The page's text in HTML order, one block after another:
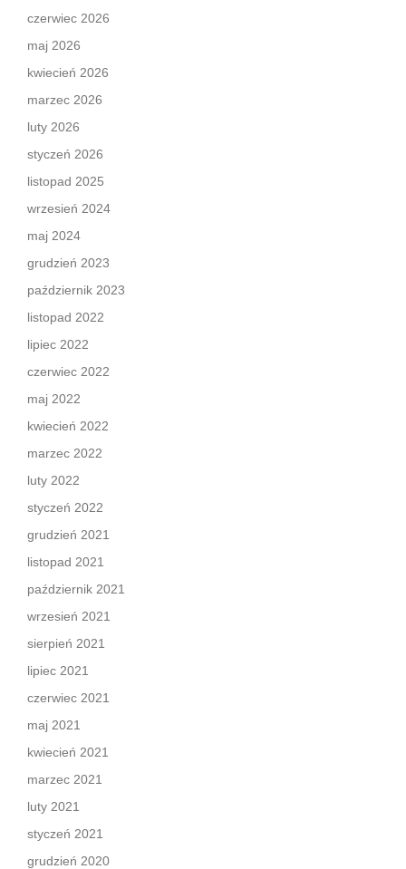
czerwiec 2026
maj 2026
kwiecień 2026
marzec 2026
luty 2026
styczeń 2026
listopad 2025
wrzesień 2024
maj 2024
grudzień 2023
październik 2023
listopad 2022
lipiec 2022
czerwiec 2022
maj 2022
kwiecień 2022
marzec 2022
luty 2022
styczeń 2022
grudzień 2021
listopad 2021
październik 2021
wrzesień 2021
sierpień 2021
lipiec 2021
czerwiec 2021
maj 2021
kwiecień 2021
marzec 2021
luty 2021
styczeń 2021
grudzień 2020